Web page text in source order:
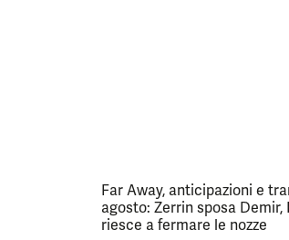
Far Away, anticipazioni e
agosto: Zerrin sposa Demir,
riesce a fermare le nozze